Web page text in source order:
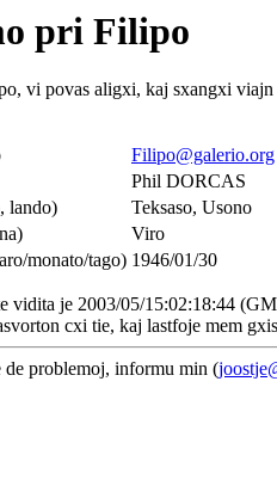
pri Filipo
vi povas aligxi, kaj sxangxi
Filipo@galerio.org
Phil DORCAS
lando)
Teksaso, Usono
Viro
monato/tago) 1946/01/30
vidita je 2003/05/15:02:18:44
cxi tie, kaj lastfoje mem
de problemoj, informu min (